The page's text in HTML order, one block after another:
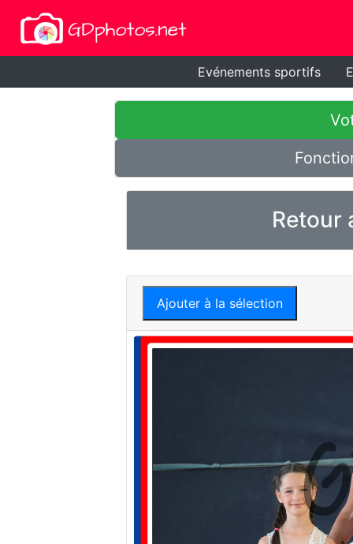
Evénements sportifs
Retour
Ajouter à la sélection